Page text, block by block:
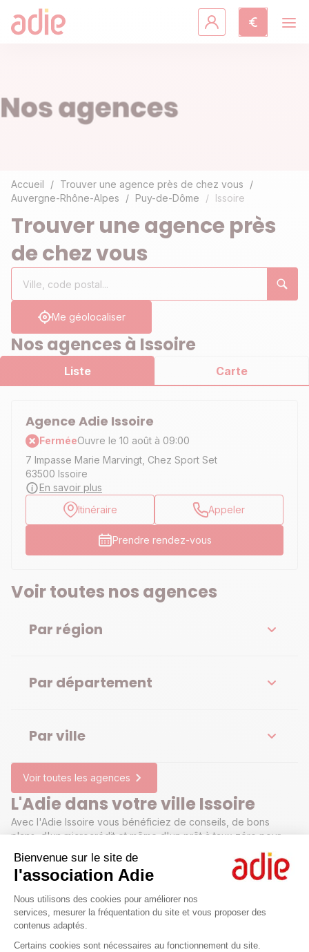
Bienvenue sur le site de
l'association Adie
Plateforme de Gestion du
Nous utilisons des cookies pour améliorer nos
services, mesurer la fréquentation du site et vous proposer des
contenus adaptés.
Certains cookies sont nécessaires au fonctionnement du site.
Axeptio consent
Accompagnement
Agir avec l'Adie
Accueil
Trouver une agence près de chez vous
Auvergne-Rhône-Alpes
Puy-de-Dôme Issoire
Trouver une agence près
de chez vous
Rechercher
établissement
Ville,
code
postal...
0
résultat(s)
trouvé(s)
Me géolocaliser
Nos agences à Issoire
Liste Carte
Agence Adie Issoire
FerméeOuvre le 10 août à 09:00
7 Impasse Marie Marvingt, Chez Sport Set
63500 Issoire
En savoir plus
Itinéraire
Appeler
Prendre rendez-vous
Voir toutes nos agences
Par région
Par département
Par ville
Voir toutes les agences
L'Adie dans votre ville Issoire
Avec l'Adie Issoire vous bénéficiez de conseils, de bons
plans, d'un microcrédit et même d'un prêt à taux zéro pour
Crédits & assurances